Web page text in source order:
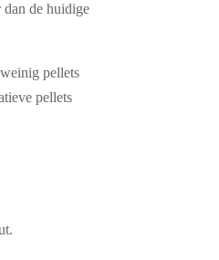
dan de huidige
pellets
pellets